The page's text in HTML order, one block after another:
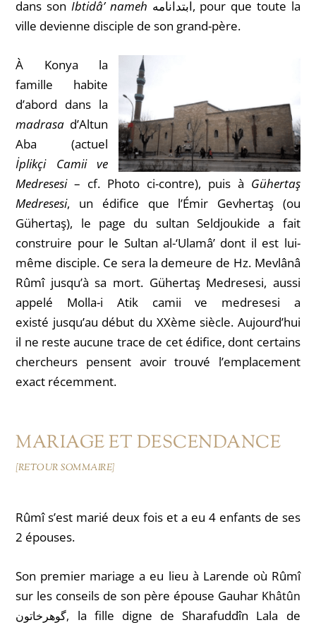
dans son Ibtidâ’ nameh
ville devienne disciple de son grand-père.
À Konya la
famille habite
d’abord dans la
madrasa d’Altun
Aba (actuel
İplikçi Camii ve
Medresesi– cf. Photo ci-contre), puis à Gühertaş
Medresesi, un édifice que l’Émir Gevhertaş (ou
Gühertaş), le page du sultan Seldjoukide a fait
construire pour le Sultan al-‘Ulamâ’ dont il est lui-
même disciple. Ce sera la demeure de Hz. Mevlânâ
Rûmî jusqu’à sa mort. Gühertaş Medresesi, aussi
appelé Molla-i Atik camii ve medresesi a
existé jusqu’au début du XXème siècle. Aujourd’hui
il ne reste aucune trace de cet édifice, dont certains
chercheurs pensent avoir trouvé l’emplacement
exact récemment.
MARIAGE ET DESCENDANCE
[RETOUR SOMMAIRE]
Rûmî s’est marié deux fois et a eu 4 enfants de ses
2 épouses.
Son premier mariage a eu lieu à Larende où Rûmî
sur les conseils de son père épouse Gauhar Khâtûn
گوهرخاتون, la fille digne de Sharafuddîn Lala de